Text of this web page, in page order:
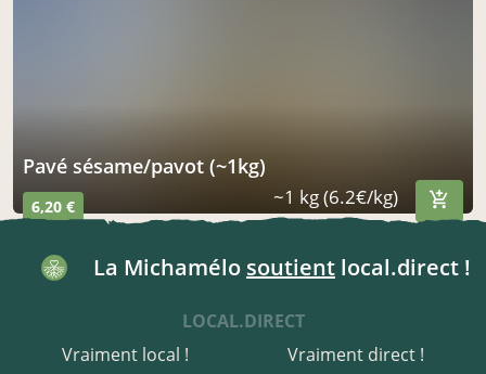
pavé sésame/pavot (~1kg)
6,20 € ~1 kg (6.2€/kg)
La Michamélo soutient local.direct !
LOCAL.DIRECT
Vraiment local !
Vraiment direct !